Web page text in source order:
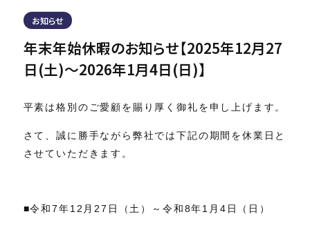
お知らせ
年末年始休暇のお知らせ【2025年12月27
日(土)～2026年1月4日(日)】
平素は格別のご愛顧を賜り厚く御礼を申し上げます。
さて、誠に勝手ながら弊社では下記の期間を休業日と
させていただきます。
■令和7年12月27日（土）～令和8年1月4日（日）